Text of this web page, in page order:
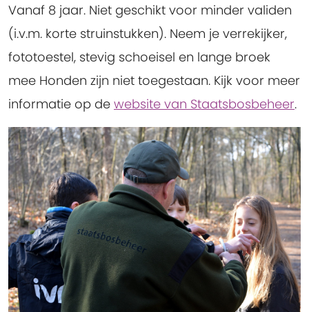
Vanaf 8 jaar. Niet geschikt voor minder validen
(i.v.m. korte struinstukken). Neem je verrekijker,
fototoestel, stevig schoeisel en lange broek
mee Honden zijn niet toegestaan. Kijk voor meer
informatie op de website van Staatsbosbeheer.